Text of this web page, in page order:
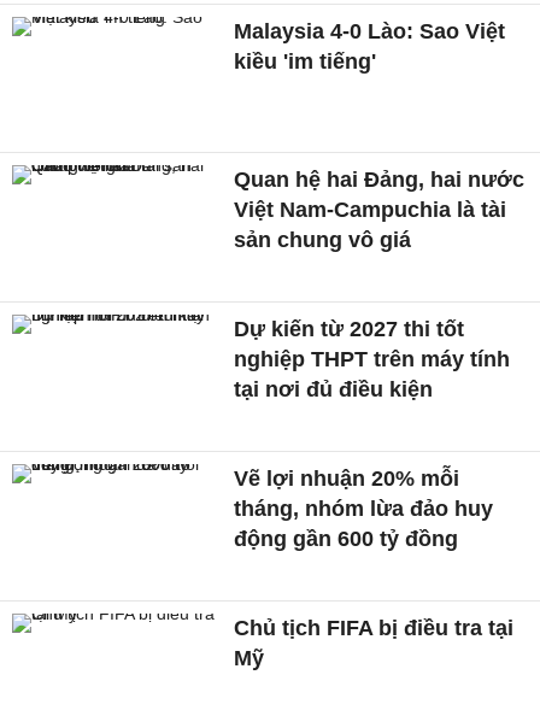
Malaysia 4-0 Lào: Sao Việt
kiều 'im tiếng'
Quan hệ hai Đảng, hai nước
Việt Nam-Campuchia là tài
sản chung vô giá ​
Dự kiến từ 2027 thi tốt
nghiệp THPT trên máy tính
tại nơi đủ điều kiện
Vẽ lợi nhuận 20% mỗi
tháng, nhóm lừa đảo huy
động gần 600 tỷ đồng
Chủ tịch FIFA bị điều tra tại
Mỹ